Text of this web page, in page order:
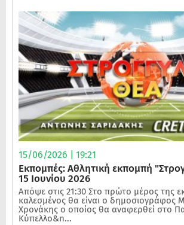
15/06/2026 | 19:21
Εκπομπές: Αθλητική εκπομπή
15 Ιουνίου 2026
Απόψε στις 21:30 Στο πρώτο μέρος της
καλεσμένος θα είναι ο δημοσιογράφος
Χρονάκης ο οποίος θα αναφερθεί στο
Κύπελλο&n...